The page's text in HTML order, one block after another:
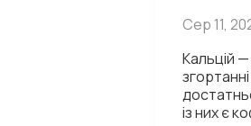
Сер 11,
Кальцій —
із них є